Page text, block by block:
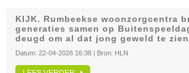
KIJK. Rumbeekse woonzorgcentra
generaties samen op
deugd om al dat jong geweld te
Datum: 22-04-2026 16:38 | Bron: HLN